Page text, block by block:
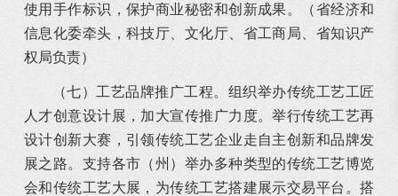
使用手作标识，保护商业秘密和创新成果。（省经济和
信息化委牵头，科技厅、文化厅、省工商局、省知识产
权局负责）
（七）工艺品牌推广工程。组织举办传统工艺工匠
人才创意设计展，加大宣传推广力度。举行传统工艺再
设计创新大赛，引领传统工艺企业走自主创新和品牌发
展之路。支持各市（州）举办多种类型的传统工艺博览
会和传统工艺大展，为传统工艺搭建展示交易平台。搭